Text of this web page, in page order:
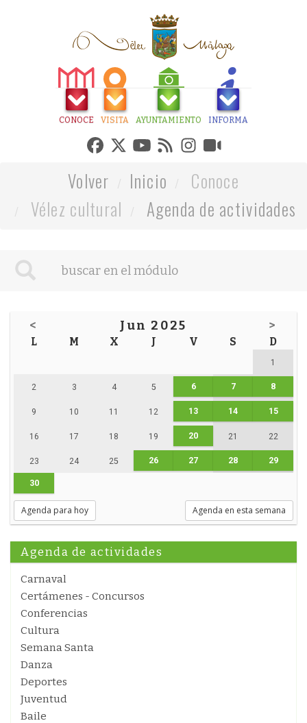
CONOCE VISITA AYUNTAMIENTO INFORMA
Volver Inicio
Conoce
Vélez cultural
Agenda de actividades
< Jun 2025 >
L M X J V S D
1
2 3 4 5 6 7 8
9 10 11 12 13 14 15
16 17 18 19 20 21 22
23 24 25 26 27 28 29
30
Agenda para hoy Agenda en esta semana
Agenda de actividades
Carnaval
Certámenes - Concursos
Conferencias
Cultura
Semana Santa
Danza
Deportes
Juventud
Baile